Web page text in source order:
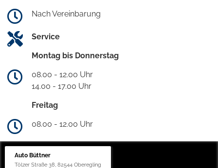
Nach Vereinbarung
Service
Montag bis Donnerstag
08.00 - 12.00 Uhr
14.00 - 17.00 Uhr
Freitag
08.00 - 12.00 Uhr
Auto Büttner
Tölzer Straße 38, 82544 Oberegling